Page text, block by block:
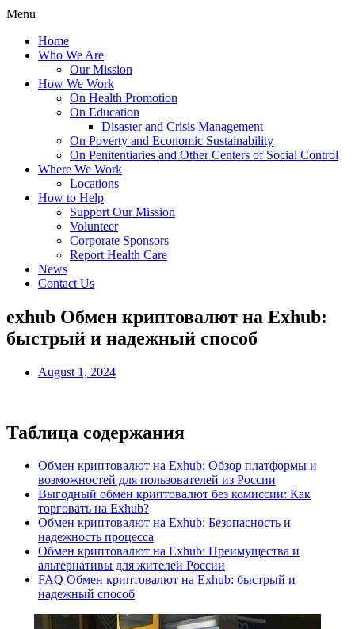
Menu
Home
Who We Are
Our Mission
How We Work
On Health Promotion
On Education
Disaster and Crisis Management
On Poverty and Economic Sustainability
On Penitentiaries and Other Centers of Social Control
Where We Work
Locations
How to Help
Support Our Mission
Volunteer
Corporate Sponsors
Report Health Care
News
Contact Us
exhub Обмен криптовалют на Exhub:
быстрый и надежный способ
August 1, 2024
Таблица содержания
Обмен криптовалют на Exhub: Обзор платформы и
возможностей для пользователей из России
Выгодный обмен криптовалют без комиссии: Как
торговать на Exhub?
Обмен криптовалют на Exhub: Безопасность и
надежность процесса
Обмен криптовалют на Exhub: Преимущества и
альтернативы для жителей России
FAQ Обмен криптовалют на Exhub: быстрый и
надежный способ